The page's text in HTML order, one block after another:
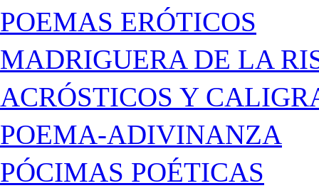
POEMAS ERÓTICOS
MADRIGUERA DE LA
ACRÓSTICOS Y
POEMA-ADIVINANZA
PÓCIMAS POÉTICAS